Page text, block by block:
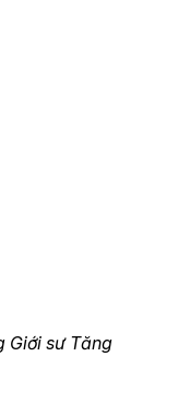
Giới sư Tăng